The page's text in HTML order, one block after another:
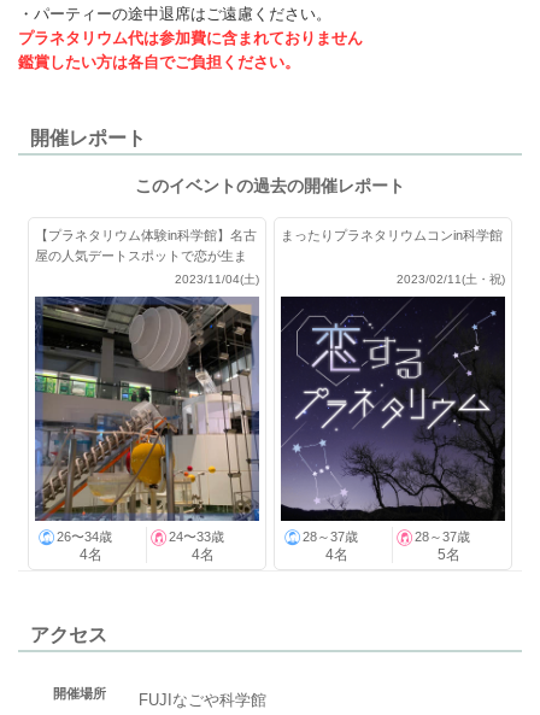
・パーティーの途中退席はご遠慮ください。
プラネタリウム代は参加費に含まれておりません
鑑賞したい方は各自でご負担ください。
開催レポート
このイベントの過去の開催レポート
【プラネタリウム体験in科学館】名古
屋の人気デートスポットで恋が生ま
2023/11/04(土)
26〜34歳
4名
24〜33歳
4名
まったりプラネタリウムコンin科学館
2023/02/11(土・祝)
28～37歳
4名
28～37歳
5名
アクセス
開催場所
FUJIなごや科学館